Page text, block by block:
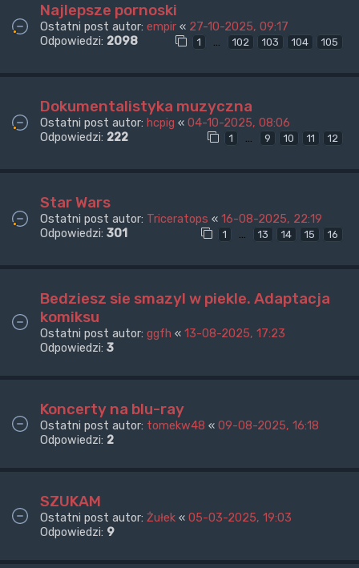
Najlepsze pornoski
Ostatni post autor: empir « 27-10-2025, 09:17
Odpowiedzi: 2098 1 … 102 103 104 105
Dokumentalistyka muzyczna
Ostatni post autor: hcpig « 04-10-2025, 08:06
Odpowiedzi: 222 1 … 9 10 11 12
Star Wars
Ostatni post autor: Triceratops « 16-08-2025, 22:19
Odpowiedzi: 301 1 … 13 14 15 16
Bedziesz sie smazyl w piekle. Adaptacja
komiksu
Ostatni post autor: ggfh « 13-08-2025, 17:23
Odpowiedzi: 3
Koncerty na blu-ray
Ostatni post autor: tomekw48 « 09-08-2025, 16:18
Odpowiedzi: 2
SZUKAM
Ostatni post autor: Żułek « 05-03-2025, 19:03
Odpowiedzi: 9